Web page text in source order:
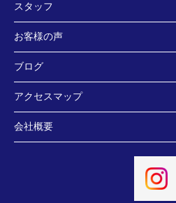
スタッフ
お客様の声
ブログ
アクセスマップ
会社概要